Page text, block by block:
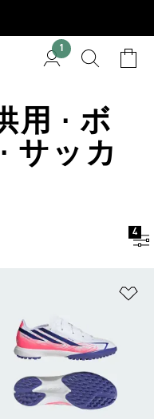
1
用 · ボ
サッカ
4